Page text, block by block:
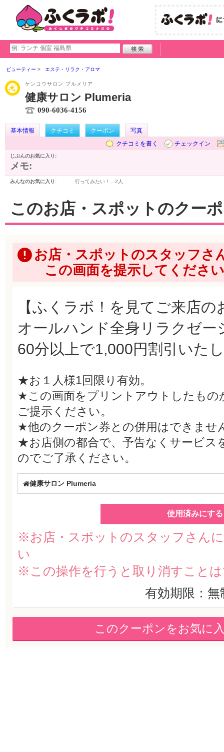
ビューティー エステ・リラク・アロマ
ケンコウサロン プルメリア
健康サロン Plumeria
090-6036-4156
基本情報 クチコミ クーポン
写真
クチコミを書く
チェックイン
じぶんのお気に入り:
メモ:
みんなのお気に入り: 行ってみたい！… 2人
このお店・スポットのクー
お店・スポットのスタッフさ
この画面を提示してください
【ふくラボ！を見てご来店の
オールハンド全身リラクゼー
60分以上で1,000円割引いた
★お１人様1回限り有効。
★この画面をプリントアウトしたもの
ご提示ください。
★他のクーポン券との併用はできませ
★お店側の都合で、予告なくサービス
のでご了承ください。
健康サロン Plumeria
使用済みにする
※お店・スポットのスタッフさん
い
※この操作を行うと取り消すこと
有効期限：無
このクーポンをお気に